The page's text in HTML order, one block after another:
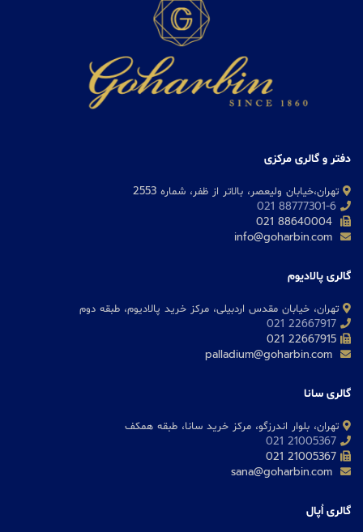
دفتر و گالری مرکزی
تهران،خیابان ولیعصر، بالاتر از ظفر، شماره 2553
88777301-6 021
گالری پالادیوم
تهران، خیابان مقدس اردبیلی، مرکز خرید پالادیوم، طبقه دوم
22667917 021
گالری سانا
تهران، بلوار اندرزگو، مرکز خرید سانا، طبقه همکف
21005367 021
گالری اُپال